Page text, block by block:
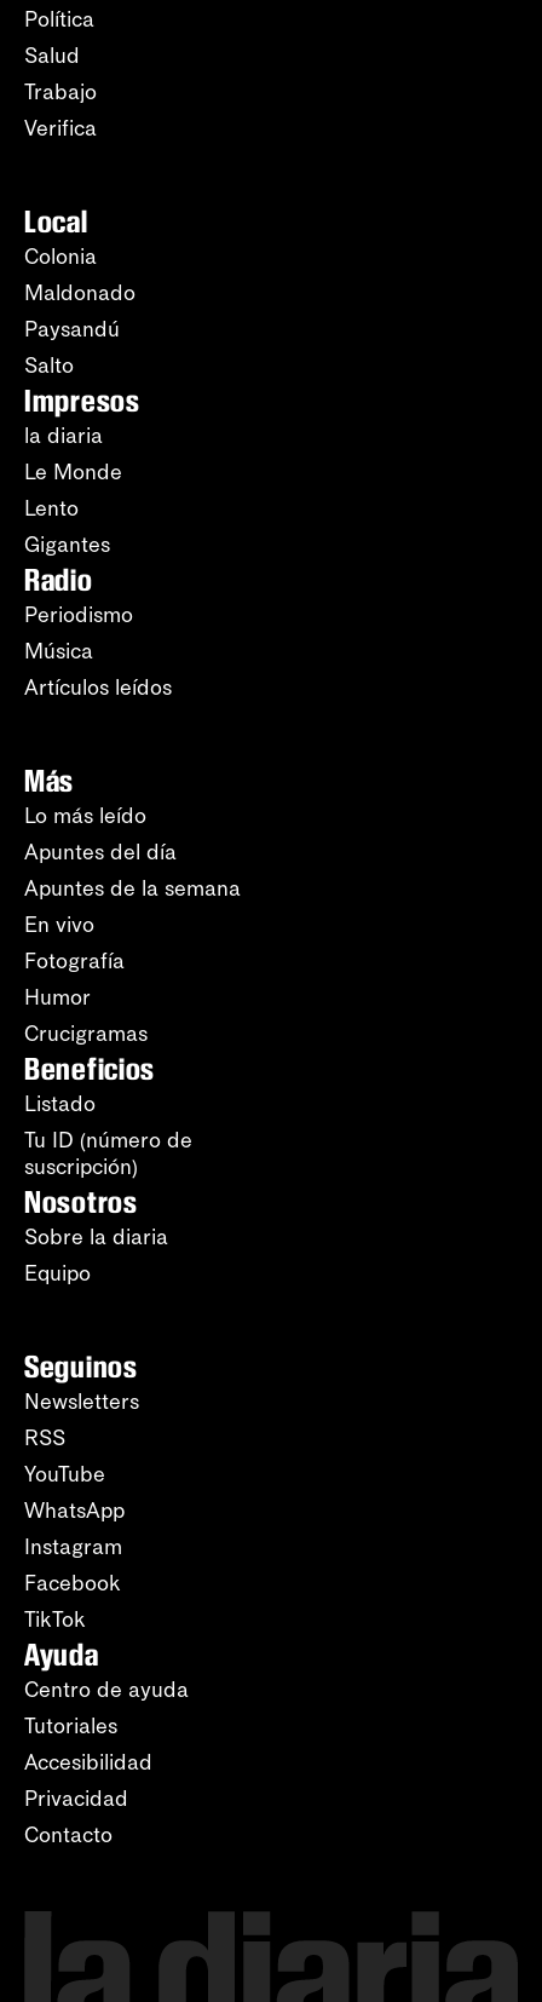
Política
Salud
Trabajo
Verifica
Local
Colonia
Maldonado
Paysandú
Salto
Impresos
la diaria
Le Monde
Lento
Gigantes
Radio
Periodismo
Música
Artículos leídos
Más
Lo más leído
Apuntes del día
Apuntes de la semana
En vivo
Fotografía
Humor
Crucigramas
Beneficios
Listado
Tu ID (número de
suscripción)
Nosotros
Sobre la diaria
Equipo
Seguinos
Newsletters
RSS
YouTube
WhatsApp
Instagram
Facebook
TikTok
Ayuda
Centro de ayuda
Tutoriales
Accesibilidad
Privacidad
Contacto